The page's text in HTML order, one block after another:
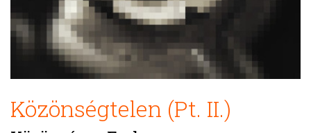
Közönségtelen (Pt. II.)